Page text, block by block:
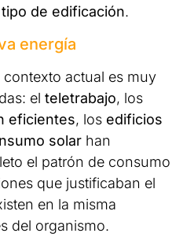
de edificación.
energía
contexto actual es muy
el teletrabajo, los
eficientes, los edificios
solar han
el patrón de consumo
que justificaban el
en la misma
del organismo.